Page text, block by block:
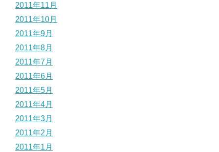
2011年11月
2011年10月
2011年9月
2011年8月
2011年7月
2011年6月
2011年5月
2011年4月
2011年3月
2011年2月
2011年1月